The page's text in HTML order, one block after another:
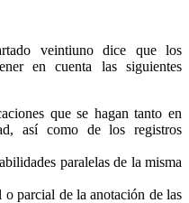
veintiuno dice que los
en cuenta las siguientes
que se hagan tanto en
así como de los registros
paralelas de la misma
parcial de la anotación de las